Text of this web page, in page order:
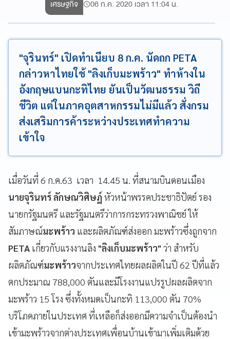
เศรษฐกิจ 06 ก.ค. 2020 เวลา 11:04 น.
"จุรินทร์" เปิดทำเนียบ 8 ก.ค. นัดถก PETA
กล่าวหาไทยใช้ "ลิงเก็บมะพร้าว" ทำห้างใน
อังกฤษแบนกะทิไทย ยันเป็นวัฒนธรรม วิถี
ชีวิต แต่ในภาคอุตสาหกรรมไม่มีแล้ว สั่งกรม
ส่งเสริมการค้าระหว่างประเทศทำความ
เข้าใจ
เมื่อวันที่ 6 ก.ค.63 เวลา 14.45 น. ที่สนามบินดอนเมือง
นายจุรินทร์ ลักษณวิศิษฏ์ หัวหน้าพรรคประชาธิปัตย์ รอง
นายกรัฐมนตรี และรัฐมนตรีว่าการกระทรวงพาณิชย์ ให้
สัมภาษณ์มะพร้าว และผลิตภัณฑ์ส่งออก มะพร้าวซึ่งถูกจาก
PETA เกี่ยวกับแรงงานลิง "ลิงเก็บมะพร้าว" ว่า สำหรับ
ผลิตภัณฑ์มะพร้าวจากประเทศไทยผลผลิตในปี 62 ปีที่แล้ว
ตกประมาณ 788,000 ตันและมีโรงงานแปรรูปผลผลิตจาก
มะพร้าว 15 โรง ซึ่งทั้งหมดเป็นกะทิ 113,000 ตัน 70%
บริโภคภายในประเทศ ที่เหลือก็ส่งออกมีความจำเป็นต้องนำ
เข้ามะพร้าวจากต่างประเทศเพื่อนบ้านเข้ามาเพิ่มเติมด้วย